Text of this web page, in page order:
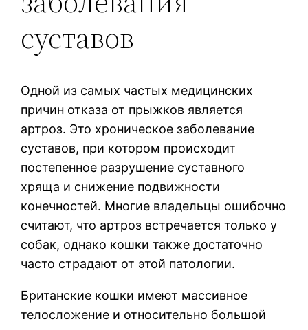
суставов
Одной из самых частых медицинских
причин отказа от прыжков является
артроз. Это хроническое заболевание
суставов, при котором происходит
постепенное разрушение суставного
хряща и снижение подвижности
конечностей. Многие владельцы ошибочно
считают, что артроз встречается только у
собак, однако кошки также достаточно
часто страдают от этой патологии.
Британские кошки имеют массивное
телосложение и относительно большой